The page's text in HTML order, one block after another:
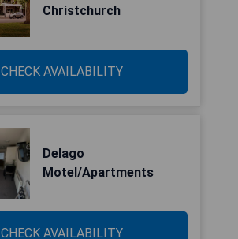
Christchurch
CHECK AVAILABILITY
Delago
Motel/Apartments
CHECK AVAILABILITY